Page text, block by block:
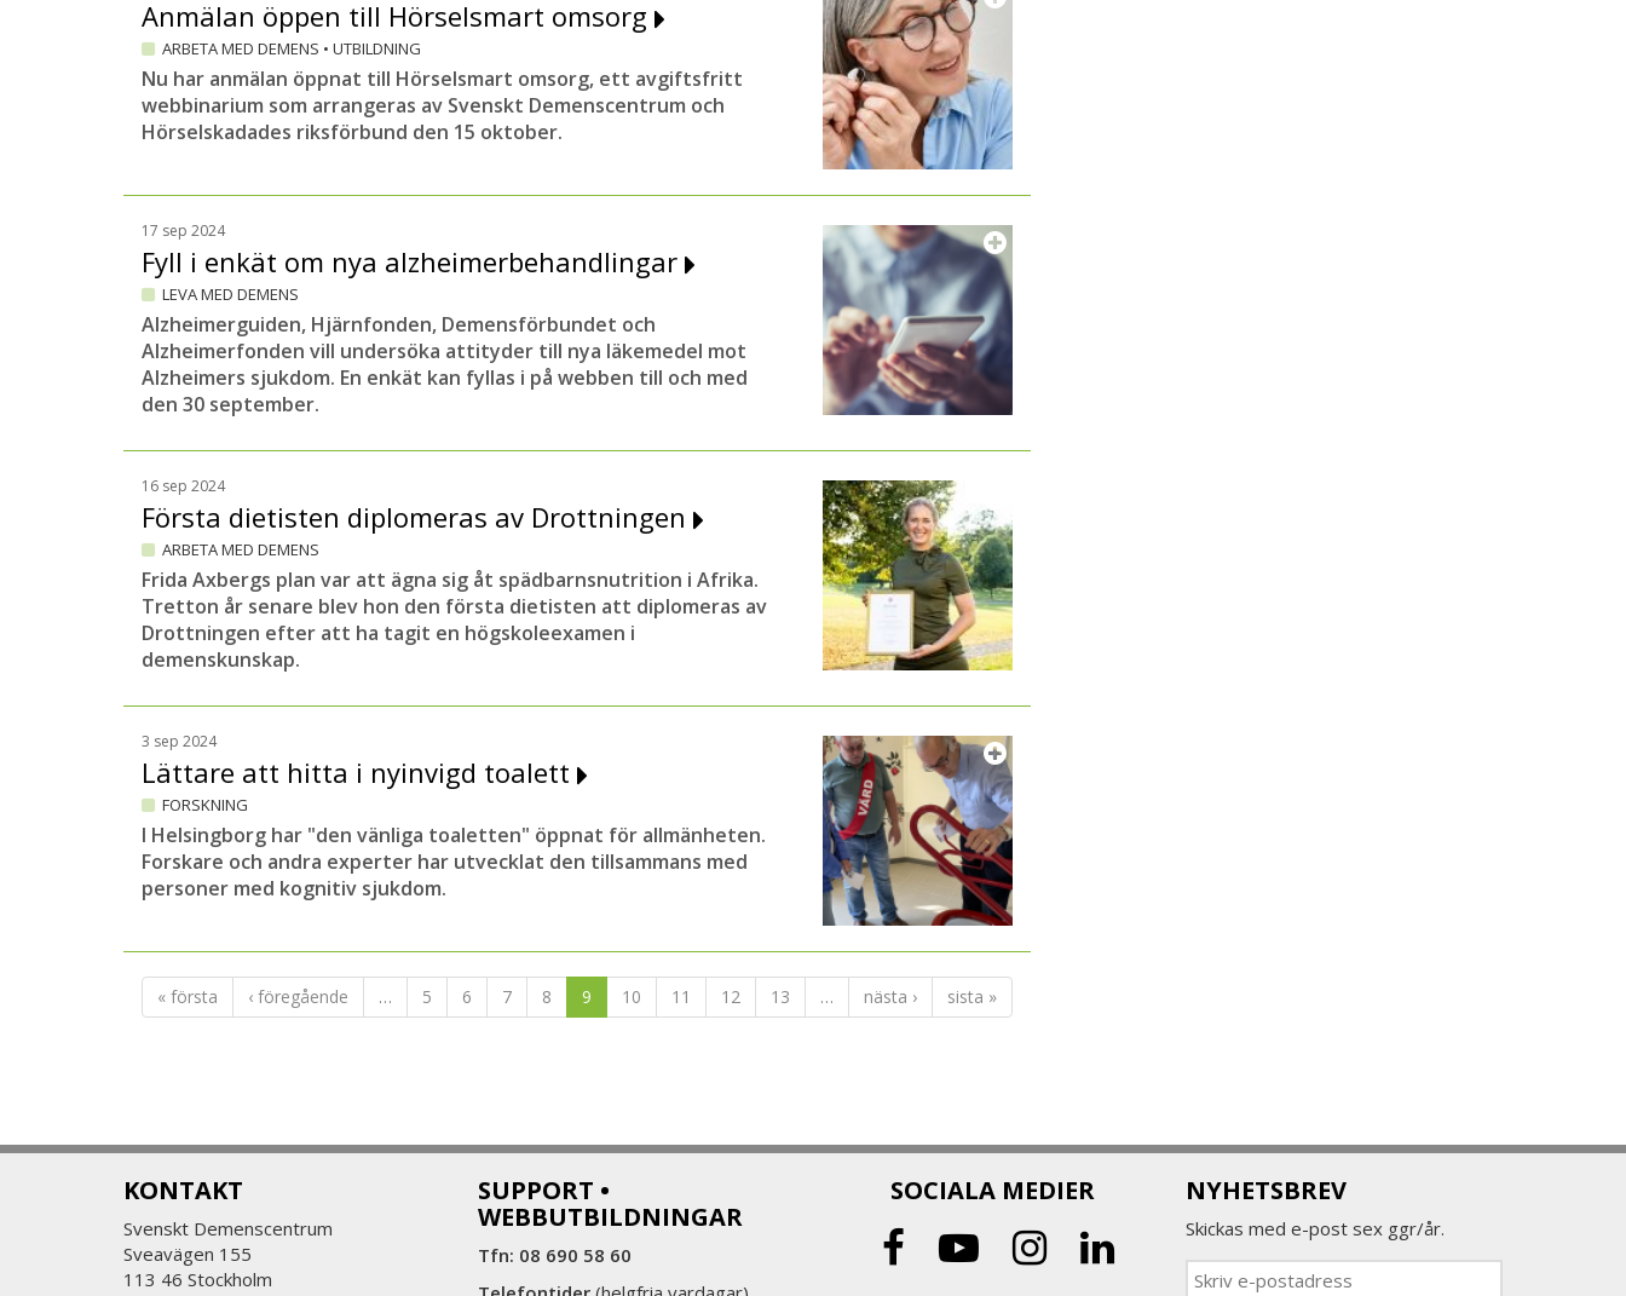
Anmälan öppen till Hörselsmart omsorg
ARBETA MED DEMENS • UTBILDNING
Nu har anmälan öppnat till Hörselsmart omsorg, ett avgiftsfritt
webbinarium som arrangeras av Svenskt Demenscentrum och
Hörselskadades riksförbund den 15 oktober.
17 sep 2024
Fyll i enkät om nya alzheimerbehandlingar
LEVA MED DEMENS
Alzheimerguiden, Hjärnfonden, Demensförbundet och
Alzheimerfonden vill undersöka attityder till nya läkemedel mot
Alzheimers sjukdom. En enkät kan fyllas i på webben till och med
den 30 september.
16 sep 2024
Första dietisten diplomeras av Drottningen
ARBETA MED DEMENS
Frida Axbergs plan var att ägna sig åt spädbarnsnutrition i Afrika.
Tretton år senare blev hon den första dietisten att diplomeras av
Drottningen efter att ha tagit en högskoleexamen i
demenskunskap.
3 sep 2024
Lättare att hitta i nyinvigd toalett
FORSKNING
I Helsingborg har "den vänliga toaletten" öppnat för allmänheten.
Forskare och andra experter har utvecklat den tillsammans med
personer med kognitiv sjukdom.
« första ‹ föregående … 5 6 7 8 9 10 11 12 13 … nästa › sista »
KONTAKT
Svenskt Demenscentrum
Sveavägen 155
113 46 Stockholm
SUPPORT •
WEBBUTBILDNINGAR
Tfn: 08 690 58 60
SOCIALA MEDIER NYHETSBREV
Skickas med e-post sex ggr/år.